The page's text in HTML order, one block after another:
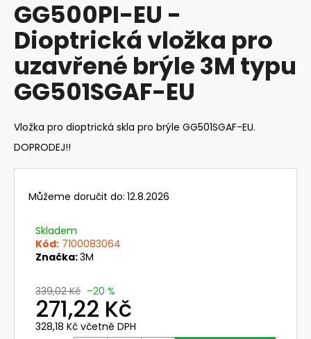
produktu
je
0,0
5
hvězdiček.
GG500PI-EU -
Dioptrická vložka pro
uzavřené brýle 3M typu
GG501SGAF-EU
Vložka pro dioptrická skla pro brýle GG501SGAF-EU.
DOPRODEJ!!
Můžeme doručit do: 12.8.2026
Skladem
Kód: 7100083064
Značka:3M
339,02 Kč –20 %
271,22 Kč
328,18 Kč včetně DPH
a
j
í
t
?